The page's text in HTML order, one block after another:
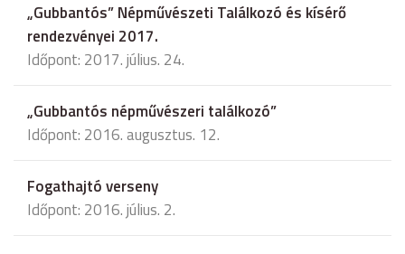
„Gubbantós” Népművészeti Találkozó és kísérő
rendezvényei 2017.
Időpont: 2017. július. 24.
„Gubbantós népművészeri találkozó”
Időpont: 2016. augusztus. 12.
Fogathajtó verseny
Időpont: 2016. július. 2.